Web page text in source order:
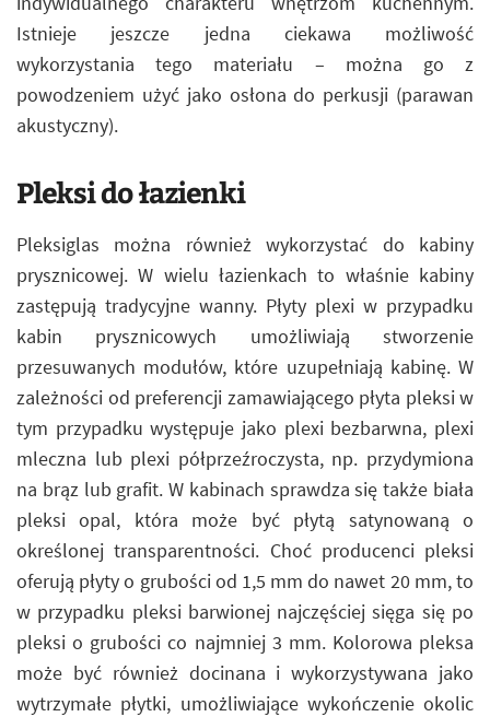
Istnieje jeszcze jedna ciekawa możliwość
wykorzystania tego materiału – można go z
powodzeniem użyć jako osłona do perkusji (parawan
akustyczny).
Pleksi do łazienki
Pleksiglas można również wykorzystać do kabiny
prysznicowej. W wielu łazienkach to właśnie kabiny
zastępują tradycyjne wanny. Płyty plexi w przypadku
kabin prysznicowych umożliwiają stworzenie
przesuwanych modułów, które uzupełniają kabinę. W
zależności od preferencji zamawiającego płyta pleksi w
tym przypadku występuje jako plexi bezbarwna, plexi
mleczna lub plexi półprzeźroczysta, np. przydymiona
na brąz lub grafit. W kabinach sprawdza się także biała
pleksi opal, która może być płytą satynowaną o
określonej transparentności. Choć producenci pleksi
oferują płyty o grubości od 1,5 mm do nawet 20 mm, to
w przypadku pleksi barwionej najczęściej sięga się po
pleksi o grubości co najmniej 3 mm. Kolorowa pleksa
może być również docinana i wykorzystywana jako
wytrzymałe płytki, umożliwiające wykończenie okolic